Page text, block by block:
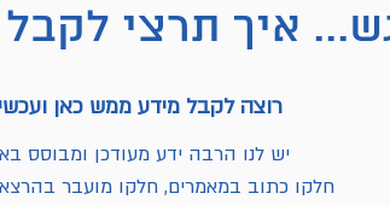
איך תרצי
רוצה לקבל מידע ממש כאן
יש לנו הרבה ידע מעודכן ומבוסס
חלקו כתוב במאמרים, חלקו מועבר